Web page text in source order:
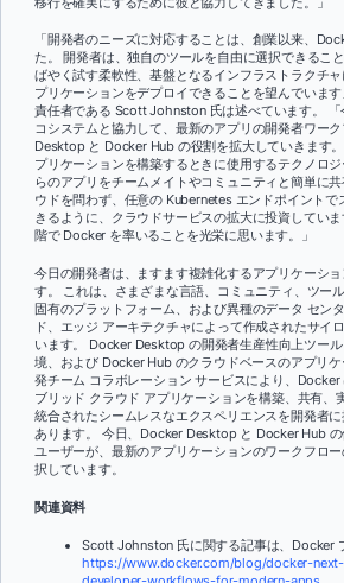
「開発者のニーズに対応することは、創業以来、
た。 開発者は、独自のツールを自由に選択できるこ
ばやく試す柔軟性、基盤となるインフラストラクチ
プリケーションをデプロイできることを望んでいま
責任者である Scott Johnston 氏は述べています。
コシステムと協力して、最新のアプリの開発者ワー
Desktop と Docker Hub の役割を拡大していきます
プリケーションを構築するときに使用するテクノロ
らのアプリをチームメイトやコミュニティと簡単に
ウドを問わず、任意の Kubernetes エンドポイント
きるように、クラウドサービスの拡大に投資してい
階で Docker を率いることを光栄に思います。」
今日の開発者は、ますます複雑化するアプリケーシ
す。 これは、さまざまな言語、コミュニティ、ツー
固有のプラットフォーム、および異種のデータ セン
ド、エッジ アーキテクチャによって作成されたサイ
います。 Docker Desktop の開発者生産性向上ツー
境、および Docker Hub のクラウドベースのアプリ
発チーム コラボレーション サービスにより、Docker
ブリッド クラウド アプリケーションを構築、共有、
統合されたシームレスなエクスペリエンスを開発者
あります。 今日、Docker Desktop と Docker Hub
ユーザーが、最新のアプリケーションのワークフロ
択しています。
関連資料
Scott Johnston 氏に関する記事は、Docker
https://www.docker.com/blog/docker-